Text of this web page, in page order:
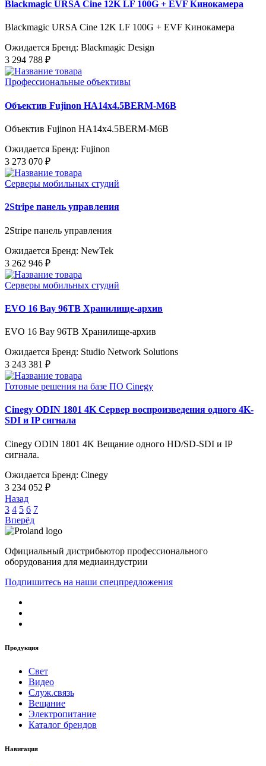
Blackmagic URSA Cine 12K LF 100G + EVF Кинокамера
Blackmagic URSA Cine 12K LF 100G + EVF Кинокамера
Ожидается Бренд: Blackmagic Design
3 294 788 ₽
Профессиональные объективы
Объектив Fujinon HA14x4.5BERM-M6B
Объектив Fujinon HA14x4.5BERM-M6B
Ожидается Бренд: Fujinon
3 273 070 ₽
Серверы мобильных студий
2Stripe панель управления
2Stripe панель управления
Ожидается Бренд: NewTek
3 262 946 ₽
Серверы мобильных студий
EVO 16 Bay 96TB Хранилище-архив
EVO 16 Bay 96TB Хранилище-архив
Ожидается Бренд: Studio Network Solutions
3 243 381 ₽
Готовые решения на базе ПО Cinegy
Cinegy ODIN 1801 4K Сервер воспроизведения одного 4K-
SDI и IP сигнала
Cinegy ODIN 1801 4K Вещание одного HD/SD-SDI и IP
сигнала.
Ожидается Бренд: Cinegy
3 234 052 ₽
Назад
3 4 5 6 7
Вперёд
Официальный дистрибьютор профессионального
оборудования для медиаиндустрии
Подпишитесь на наши спецпредложения
Продукция
Свет
Видео
Служ.связь
Вещание
Электропитание
Каталог брендов
Навигация